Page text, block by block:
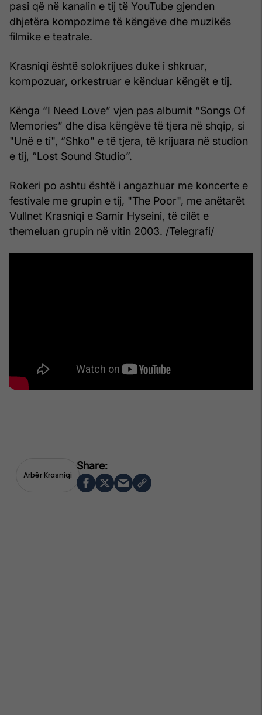
pasi që në kanalin e tij të YouTube gjenden
dhjetëra kompozime të këngëve dhe muzikës
filmike e teatrale.
Krasniqi është solokrijues duke i shkruar,
kompozuar, orkestruar e kënduar këngët e tij.
Kënga “I Need Love” vjen pas albumit “Songs Of
Memories” dhe disa këngëve të tjera në shqip, si
"Unë e ti", “Shko" e të tjera, të krijuara në studion
e tij, “Lost Sound Studio”.
Rokeri po ashtu është i angazhuar me koncerte e
festivale me grupin e tij, "The Poor", me anëtarët
Vullnet Krasniqi e Samir Hyseini, të cilët e
themeluan grupin në vitin 2003. /Telegrafi/
Arbër Krasniqi